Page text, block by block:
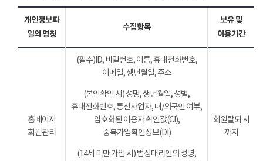
개인정보파
일의 명칭
수집항목
보유 및
이용기간
홈페이지
회원관리
(필수)ID, 비밀번호, 이름, 휴대전화번호,
이메일, 생년월일, 주소
(본인확인 시) 성명, 생년월일, 성별,
휴대전화번호, 통신사업자, 내/외국인 여부,
암호화된 이용자 확인값(CI),
중복가입확인정보(DI)
(14세 미만 가입 시) 법정대리인의 성명,
회원탈퇴 시
까지